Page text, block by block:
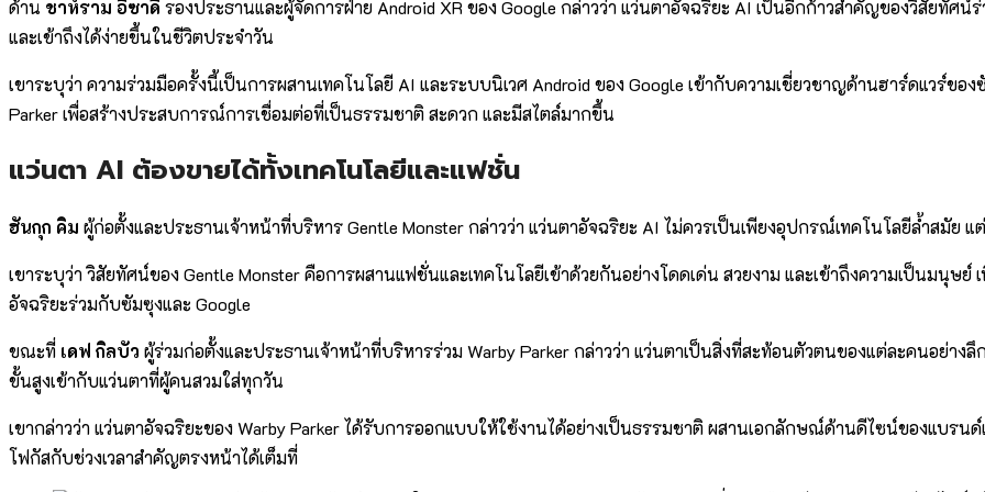
ด้าน ชาห์ราม อิซาดี รองประธานและผู้จัดการฝ่าย Android XR ของ Google กล่าวว่า แว่นตาอัจฉริยะ AI เป็นอีกก้าวสำคัญของวิสัยทัศ
และเข้าถึงได้ง่ายขึ้นในชีวิตประจำวัน
เขาระบุว่า ความร่วมมือครั้งนี้เป็นการผสานเทคโนโลยี AI และระบบนิเวศ Android ของ Google เข้ากับความเชี่ยวชาญด้านฮาร์ดแวร์ขอ
Parker เพื่อสร้างประสบการณ์การเชื่อมต่อที่เป็นธรรมชาติ สะดวก และมีสไตล์มากขึ้น
แว่นตา AI ต้องขายได้ทั้งเทคโนโลยีและแฟชั่น
ฮันกุก คิม ผู้ก่อตั้งและประธานเจ้าหน้าที่บริหาร Gentle Monster กล่าวว่า แว่นตาอัจฉริยะ AI ไม่ควรเป็นเพียงอุปกรณ์เทคโนโลยีล้ำสมัย
เขาระบุว่า วิสัยทัศน์ของ Gentle Monster คือการผสานแฟชั่นและเทคโนโลยีเข้าด้วยกันอย่างโดดเด่น สวยงาม และเข้าถึงความเป็นมนุ
อัจฉริยะร่วมกับซัมซุงและ Google
ขณะที่ เดฟ กิลบัว ผู้ร่วมก่อตั้งและประธานเจ้าหน้าที่บริหารร่วม Warby Parker กล่าวว่า แว่นตาเป็นสิ่งที่สะท้อนตัวตนของแต่ละคนอย่าง
ขั้นสูงเข้ากับแว่นตาที่ผู้คนสวมใส่ทุกวัน
เขากล่าวว่า แว่นตาอัจฉริยะของ Warby Parker ได้รับการออกแบบให้ใช้งานได้อย่างเป็นธรรมชาติ ผสานเอกลักษณ์ด้านดีไซน์ของแบร
โฟกัสกับช่วงเวลาสำคัญตรงหน้าได้เต็มที่